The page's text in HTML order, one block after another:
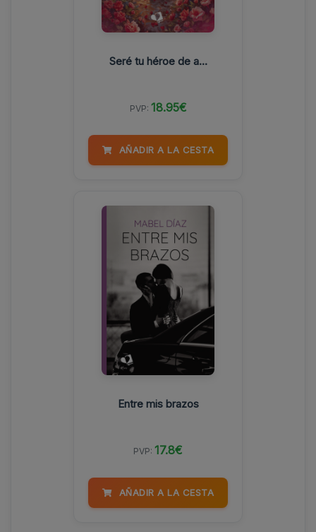
Seré tu héroe de a...
PVP: 18.95€
AÑADIR A LA CESTA
Entre mis brazos
PVP: 17.8€
AÑADIR A LA CESTA